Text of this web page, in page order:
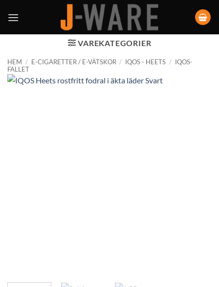
VAREKATEGORIER
HEM / E-CIGARETTER / E-VÄTSKOR / IQOS - HEETS / IQOS-
FALLET